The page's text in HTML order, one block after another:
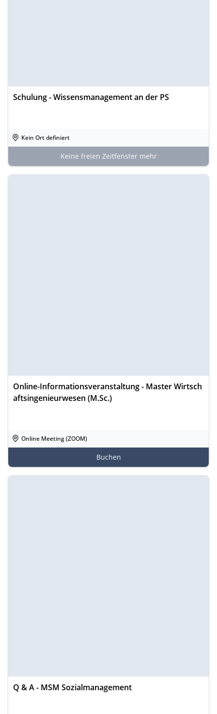
Schulung - Wissensmanagement an der PS
Kein Ort definiert
Keine freien Zeitfenster mehr
Online-Informationsveranstaltung - Master Wirtsch
aftsingenieurwesen (M.Sc.)
Online Meeting (ZOOM)
Buchen
Q & A - MSM Sozialmanagement